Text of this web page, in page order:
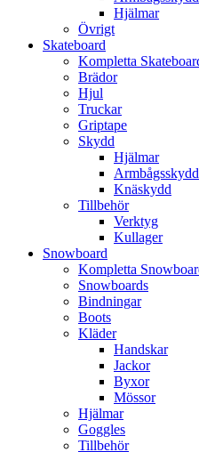
Hjälmar
Övrigt
Skateboard
Kompletta
Brädor
Hjul
Truckar
Griptape
Skydd
Hjälmar
Armbågsskydd
Knäskydd
Tillbehör
Verktyg
Kullager
Snowboard
Kompletta
Snowboards
Bindningar
Boots
Kläder
Handskar
Jackor
Byxor
Mössor
Hjälmar
Goggles
Tillbehör